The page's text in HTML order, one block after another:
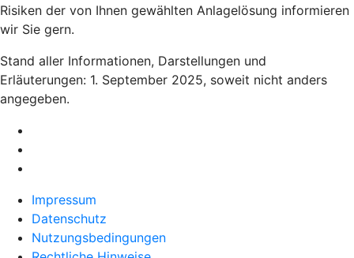
Risiken der von Ihnen gewählten Anlagelösung informieren
wir Sie gern.
Stand aller Informationen, Darstellungen und
Erläuterungen: 1. September 2025, soweit nicht anders
angegeben.
Impressum
Datenschutz
Nutzungsbedingungen